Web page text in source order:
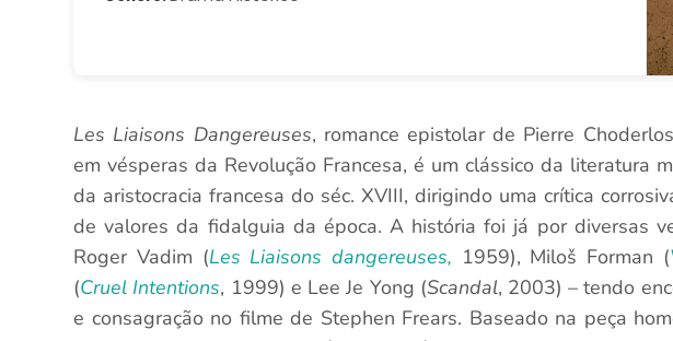
Les Liaisons Dangereuses, romance epistolar de Pierre
em vésperas da Revolução Francesa, é um clássico da literatura
da aristocracia francesa do séc. XVIII, dirigindo uma crítica
de valores da fidalguia da época. A história foi já por diversas
Roger Vadim (Les Liaisons dangereuses, 1959), Miloš Forman (
(Cruel Intentions, 1999) e Lee Je Yong (Scandal, 2003) – tendo
e consagração no filme de Stephen Frears. Baseado na peça